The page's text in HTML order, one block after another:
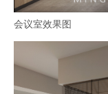
会议室效果图